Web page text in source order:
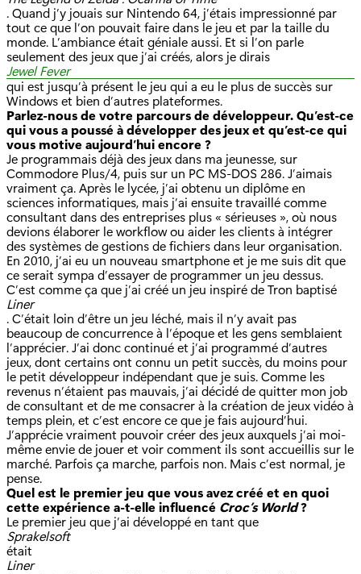
. Quand j’y jouais sur Nintendo 64, j’étais impressionné par
tout ce que l’on pouvait faire dans le jeu et par la taille du
monde. L’ambiance était géniale aussi. Et si l’on parle
seulement des jeux que j’ai créés, alors je dirais
Jewel Fever
qui est jusqu’à présent le jeu qui a eu le plus de succès sur
Windows et bien d’autres plateformes.
Parlez-nous de votre parcours de développeur. Qu’est-ce
qui vous a poussé à développer des jeux et qu’est-ce qui
vous motive aujourd’hui encore ?
Je programmais déjà des jeux dans ma jeunesse, sur
Commodore Plus/4, puis sur un PC MS-DOS 286. J’aimais
vraiment ça. Après le lycée, j’ai obtenu un diplôme en
sciences informatiques, mais j’ai ensuite travaillé comme
consultant dans des entreprises plus « sérieuses », où nous
devions élaborer le workflow ou aider les clients à intégrer
des systèmes de gestions de fichiers dans leur organisation.
En 2010, j’ai eu un nouveau smartphone et je me suis dit que
ce serait sympa d’essayer de programmer un jeu dessus.
C’est comme ça que j’ai créé un jeu inspiré de Tron baptisé
Liner
. C’était loin d’être un jeu léché, mais il n’y avait pas
beaucoup de concurrence à l’époque et les gens semblaient
l’apprécier. J’ai donc continué et j’ai programmé d’autres
jeux, dont certains ont connu un petit succès, du moins pour
le petit développeur indépendant que je suis. Comme les
revenus n’étaient pas mauvais, j’ai décidé de quitter mon job
de consultant et de me consacrer à la création de jeux vidéo à
temps plein, et c’est encore ce que je fais aujourd’hui.
J’apprécie vraiment pouvoir créer des jeux auxquels j’ai moi-
même envie de jouer et voir comment ils sont accueillis sur le
marché. Parfois ça marche, parfois non. Mais c’est normal, je
pense.
Quel est le premier jeu que vous avez créé et en quoi
cette expérience a-t-elle influencé Croc’s World?
Le premier jeu que j’ai développé en tant que
Sprakelsoft
était
Liner